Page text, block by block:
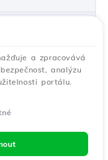
Aktualizováno před 1 rokem
uživatele do
a zpracovává
analýzu
portálu.